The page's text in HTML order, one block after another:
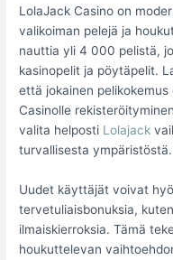
LolaJack Casino on
valikoiman pelejä ja
nauttia yli 4 000 pelistä,
kasinopelit ja pöytäpelit.
että jokainen
Casinolle
valita helposti Lolajack
turvallisesta ympäristöstä.
Uudet käyttäjät voivat
tervetuliaisbonuksia,
ilmaiskierroksia. Tämä
houkuttelevan